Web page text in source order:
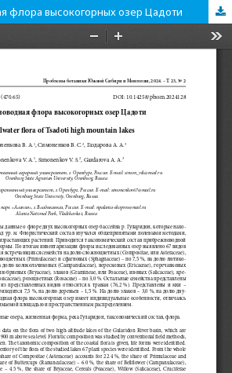
флора высокогорных озер Цадоти